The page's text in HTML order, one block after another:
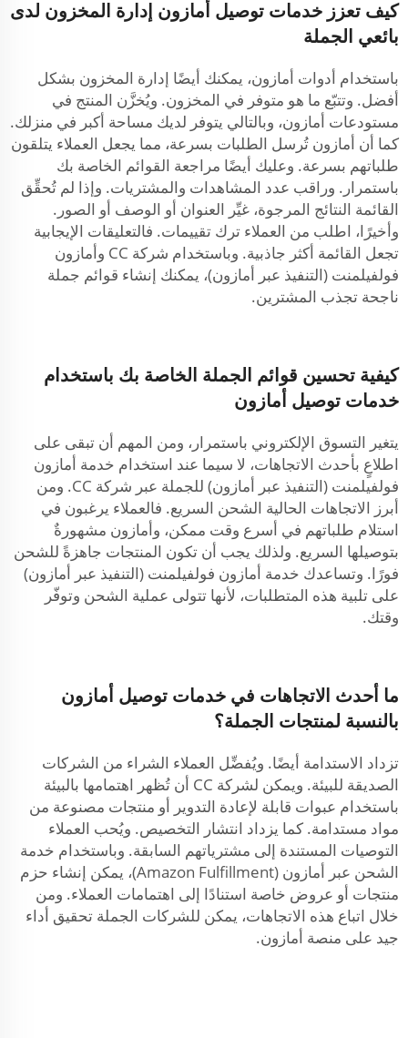
كيف تعزز خدمات توصيل أمازون إدارة المخزون لدى
بائعي الجملة
باستخدام أدوات أمازون، يمكنك أيضًا إدارة المخزون بشكل
أفضل. وتتبّع ما هو متوفر في المخزون. ويُخزَّن المنتج في
مستودعات أمازون، وبالتالي يتوفر لديك مساحة أكبر في منزلك.
كما أن أمازون تُرسل الطلبات بسرعة، مما يجعل العملاء يتلقون
طلباتهم بسرعة. وعليك أيضًا مراجعة القوائم الخاصة بك
باستمرار. وراقب عدد المشاهدات والمشتريات. وإذا لم تُحقِّق
القائمة النتائج المرجوة، غيِّر العنوان أو الوصف أو الصور.
وأخيرًا، اطلب من العملاء ترك تقييمات. فالتعليقات الإيجابية
تجعل القائمة أكثر جاذبية. وباستخدام شركة CC وأمازون
فولفيلمنت (التنفيذ عبر أمازون)، يمكنك إنشاء قوائم جملة
ناجحة تجذب المشترين.
كيفية تحسين قوائم الجملة الخاصة بك باستخدام
خدمات توصيل أمازون
يتغير التسوق الإلكتروني باستمرار، ومن المهم أن تبقى على
اطلاعٍ بأحدث الاتجاهات، لا سيما عند استخدام خدمة أمازون
فولفيلمنت (التنفيذ عبر أمازون) للجملة عبر شركة CC. ومن
أبرز الاتجاهات الحالية الشحن السريع. فالعملاء يرغبون في
استلام طلباتهم في أسرع وقت ممكن، وأمازون مشهورةٌ
بتوصيلها السريع. ولذلك يجب أن تكون المنتجات جاهزةً للشحن
فورًا. وتساعدك خدمة أمازون فولفيلمنت (التنفيذ عبر أمازون)
على تلبية هذه المتطلبات، لأنها تتولى عملية الشحن وتوفّر
وقتك.
ما أحدث الاتجاهات في خدمات توصيل أمازون
بالنسبة لمنتجات الجملة؟
تزداد الاستدامة أيضًا. ويُفضِّل العملاء الشراء من الشركات
الصديقة للبيئة. ويمكن لشركة CC أن تُظهر اهتمامها بالبيئة
باستخدام عبوات قابلة لإعادة التدوير أو منتجات مصنوعة من
مواد مستدامة. كما يزداد انتشار التخصيص. ويُحب العملاء
التوصيات المستندة إلى مشترياتهم السابقة. وباستخدام خدمة
الشحن عبر أمازون (Amazon Fulfillment)، يمكن إنشاء حزم
منتجات أو عروض خاصة استنادًا إلى اهتمامات العملاء. ومن
خلال اتباع هذه الاتجاهات، يمكن للشركات الجملة تحقيق أداء
جيد على منصة أمازون.